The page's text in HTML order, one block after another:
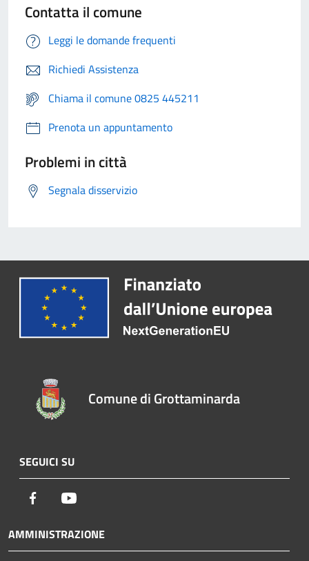
Contatta il comune
Leggi le domande frequenti
Richiedi Assistenza
Chiama il comune 0825 445211
Prenota un appuntamento
Problemi in città
Segnala disservizio
Comune di Grottaminarda
SEGUICI SU
Facebook
AMMINISTRAZIONE